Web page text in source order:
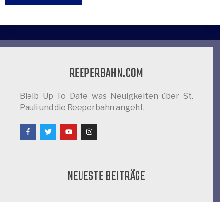
REEPERBAHN.COM
Bleib Up To Date was Neuigkeiten über St.
Pauli und die Reeperbahn angeht.
NEUESTE BEITRÄGE